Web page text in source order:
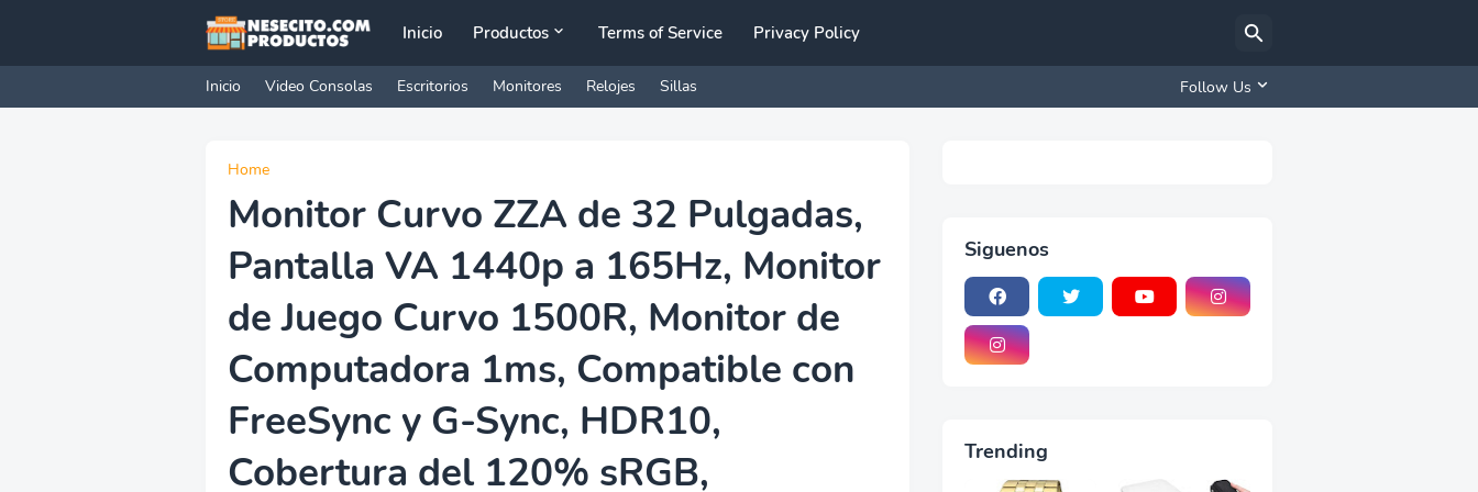
Inicio Productos Terms of Service Privacy Policy
Inicio Video Consolas Escritorios Monitores Relojes Sillas Follow Us
Home
Monitor Curvo ZZA de 32 Pulgadas,
Pantalla VA 1440p a 165Hz, Monitor
de Juego Curvo 1500R, Monitor de
Computadora 1ms, Compatible con
FreeSync y G-Sync, HDR10,
Cobertura del 120% sRGB,
Siguenos
Trending